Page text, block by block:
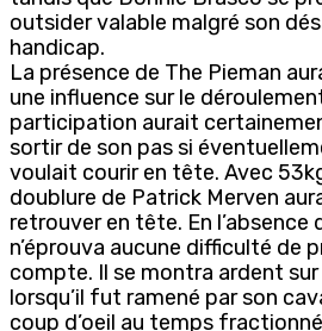
outsider valable malgré son
handicap.
La présence de The Pieman
une influence sur le
participation aurait
sortir de son pas si
voulait courir en tête. Avec
doublure de Patrick Merven
retrouver en tête. En l’absence
n’éprouva aucune difficulté de
compte. Il se montra ardent
lorsqu’il fut ramené par son
coup d’oeil au temps